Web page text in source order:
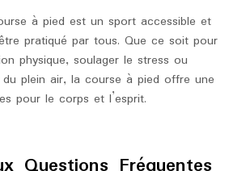
à pied est un sport accessible et
pratiqué par tous. Que ce soit pour
physique, soulager le stress ou
plein air, la course à pied offre une
pour le corps et l’esprit.